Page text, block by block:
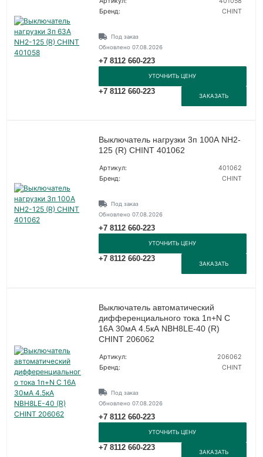
Бренд:
CHINT
Под заказ
Обновлено 07.08.2026
+7 8112 660-223
УТОЧНИТЬ ЦЕНУ
+7 8112 660-223
ЗАКАЗАТЬ
Выключатель нагрузки 3п 100А NH2-
125 (R) CHINT 401062
Артикул:
401062
Бренд:
CHINT
Под заказ
Обновлено 07.08.2026
+7 8112 660-223
УТОЧНИТЬ ЦЕНУ
+7 8112 660-223
ЗАКАЗАТЬ
Выключатель автоматический
дифференциального тока 1п+N C
16А 30мА 4.5кА NBH8LE-40 (R)
CHINT 206062
Артикул:
206062
Бренд:
CHINT
Под заказ
Обновлено 07.08.2026
+7 8112 660-223
УТОЧНИТЬ ЦЕНУ
+7 8112 660-223
ЗАКАЗАТЬ